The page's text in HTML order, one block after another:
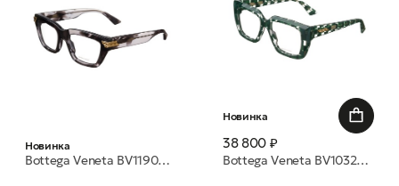
Новинка
Bottega Veneta BV1190O 009 52 оправа
Новинка
38 800 ₽
Bottega Veneta BV1032O 009 52 оправа